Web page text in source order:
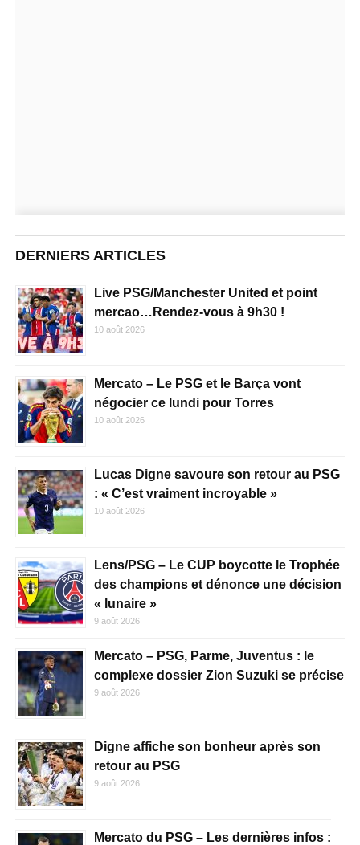
DERNIERS ARTICLES
Live PSG/Manchester United et point
mercao…Rendez-vous à 9h30 !
10 août 2026
Mercato – Le PSG et le Barça vont
négocier ce lundi pour Torres
10 août 2026
Lucas Digne savoure son retour au PSG
: « C’est vraiment incroyable »
10 août 2026
Lens/PSG – Le CUP boycotte le Trophée
des champions et dénonce une décision
« lunaire »
9 août 2026
Mercato – PSG, Parme, Juventus : le
complexe dossier Zion Suzuki se précise
9 août 2026
Digne affiche son bonheur après son
retour au PSG
9 août 2026
Mercato du PSG – Les dernières infos :